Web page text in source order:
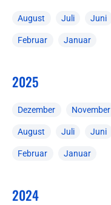
August Juli Juni
Februar Januar
2025
Dezember November
August Juli Juni
Februar Januar
2024